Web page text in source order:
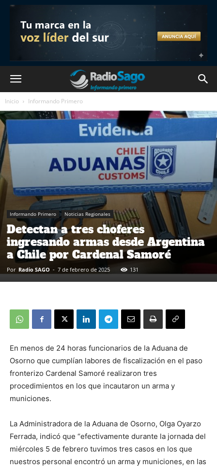
Inicio Informando Primero
Informando Primero Noticias Regionales
Detectan a tres choferes
ingresando armas desde Argentina
a Chile por Cardenal Samoré
Por Radio SAGO - 7 de febrero de 2025 131
En menos de 24 horas funcionarios de la Aduana de
Osorno que cumplían labores de fiscalización en el paso
fronterizo Cardenal Samoré realizaron tres
procedimientos en los que incautaron un arma y
municiones.
La Administradora de la Aduana de Osorno, Olga Oyarzo
Ferrada, indicó que “efectivamente durante la jornada del
miércoles 5 de febrero tuvimos tres casos en los que
nuestros personal encontró un arma y municiones, en las